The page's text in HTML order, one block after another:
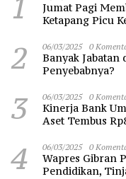
1
Jumat Pagi
Ketapang Picu
2 06/03/2025 0
Banyak Jabatan
Penyebabnya?
3 06/03/2025 0
Kinerja Bank
Aset Tembus
4 06/03/2025 0
Wapres Gibran
Pendidikan,